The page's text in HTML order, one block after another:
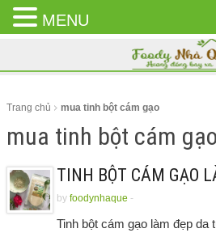
CLOSE
MENU
Trang chủ mua tinh bột cám gạo
mua tinh bột cám gạo
TINH BỘT CÁM GẠO
by foodynhaque -
Tinh bột cám gạo làm đẹp
MENU